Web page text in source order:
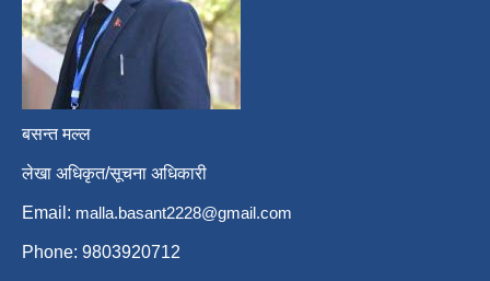
बसन्त मल्ल
लेखा अधिकृत/सूचना अधिकारी
Email: malla.basant2228@gmail.com
Phone: 9803920712